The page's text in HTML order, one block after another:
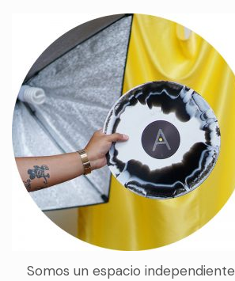
Somos un espacio independiente